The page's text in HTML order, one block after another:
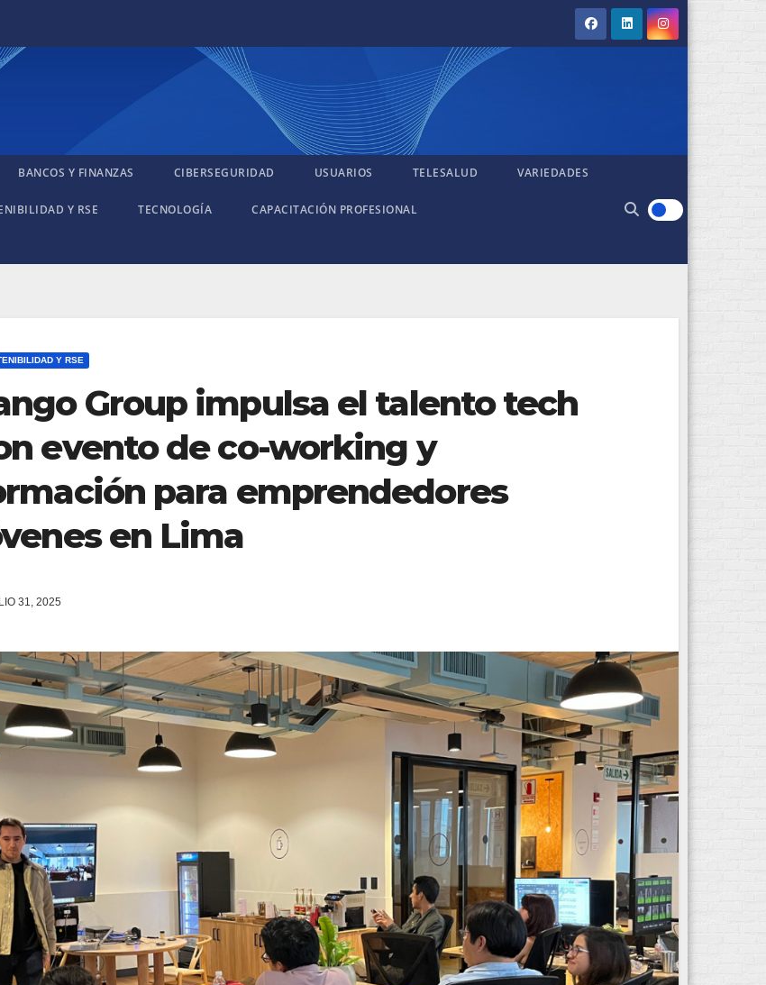
BANCOS Y FINANZAS CIBERSEGURIDAD USUARIOS TELESALUD VARIEDADES
Y RSE TECNOLOGÍA CAPACITACIÓN PROFESIONAL
Y RSE
Group impulsa el talento tech
evento de co-working y
para emprendedores
en Lima
31, 2025